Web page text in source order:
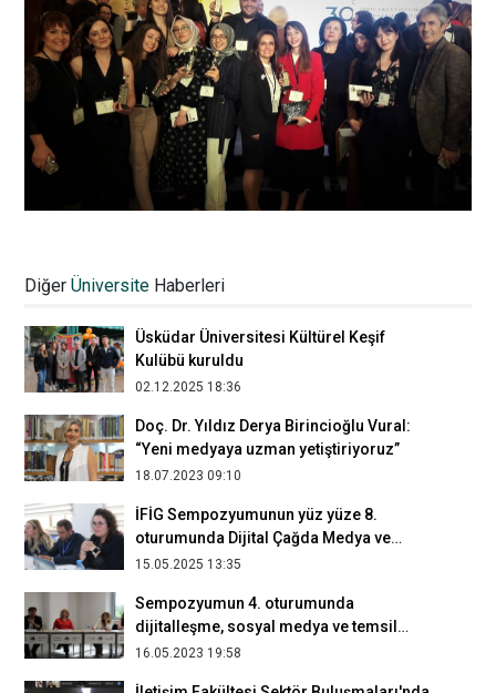
DiğerÜniversite Haberleri
Üsküdar Üniversitesi Kültürel Keşif
Kulübü kuruldu
02.12.2025 18:36
Doç. Dr. Yıldız Derya Birincioğlu Vural:
“Yeni medyaya uzman yetiştiriyoruz”
18.07.2023 09:10
İFİG Sempozyumunun yüz yüze 8.
oturumunda Dijital Çağda Medya ve
İletişim Çalışmaları ele alındı
15.05.2025 13:35
Sempozyumun 4. oturumunda
dijitalleşme, sosyal medya ve temsil
konuları ele alındı
16.05.2023 19:58